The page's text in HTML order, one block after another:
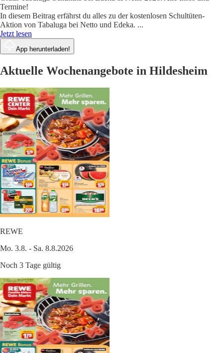
Termine!
In diesem Beitrag erfährst du alles zu der kostenlosen Schultüten-
Aktion von Tabaluga bei Netto und Edeka. ...
Jetzt lesen
App herunterladen!
Aktuelle Wochenangebote in Hildesheim
REWE
Mo. 3.8. - Sa. 8.8.2026
Noch 3 Tage gültig